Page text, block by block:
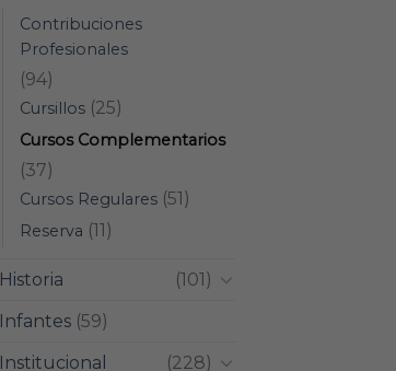
Contribuciones
Profesionales
(94)
Cursillos(25)
Cursos Complementarios
(37)
Cursos Regulares(51)
Reserva (11)
Historia
(101)
Infantes(59)
Institucional
(228)